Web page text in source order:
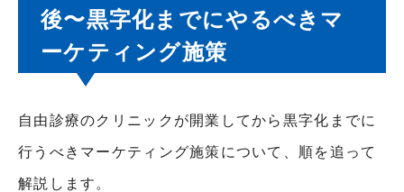
後〜黒字化までにやるべきマ
ーケティング施策
自由診療のクリニックが開業してから黒字化までに
行うべきマーケティング施策について、順を追って
解説します。